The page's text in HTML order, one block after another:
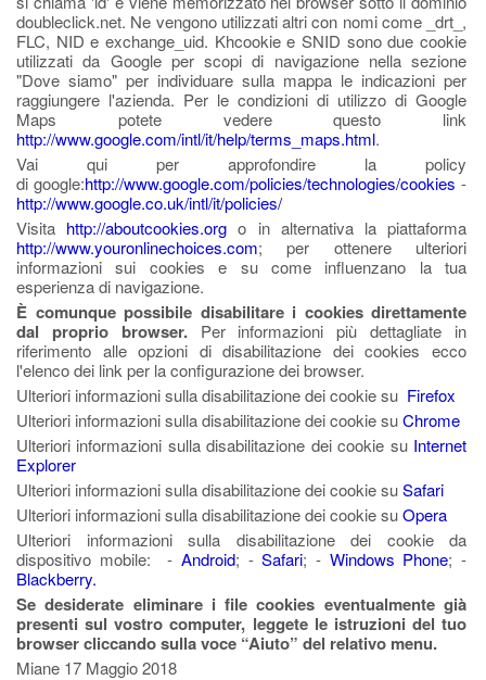
doubleclick.net. Ne vengono utilizzati altri con nomi come _drt_,
FLC, NID e exchange_uid. Khcookie e SNID sono due cookie
utilizzati da Google per scopi di navigazione nella sezione
"Dove siamo" per individuare sulla mappa le indicazioni per
raggiungere l'azienda. Per le condizioni di utilizzo di Google
Maps potete vedere questo link
http://www.google.com/intl/it/help/terms_maps.html.
Vai qui per approfondire la policy
di google:http://www.google.com/policies/technologies/cookies-
http://www.google.co.uk/intl/it/policies/
Visita http://aboutcookies.org o in alternativa la piattaforma
http://www.youronlinechoices.com; per ottenere ulteriori
informazioni sui cookies e su come influenzano la tua
esperienza di navigazione.
È comunque possibile disabilitare i cookies direttamente
dal proprio browser.Per informazioni più dettagliate in
riferimento alle opzioni di disabilitazione dei cookies ecco
l'elenco dei link per la configurazione dei browser.
Ulteriori informazioni sulla disabilitazione dei cookie su Firefox
Ulteriori informazioni sulla disabilitazione dei cookie suChrome
Ulteriori informazioni sulla disabilitazione dei cookie su Internet
Explorer
Ulteriori informazioni sulla disabilitazione dei cookie suSafari
Ulteriori informazioni sulla disabilitazione dei cookie suOpera
Ulteriori informazioni sulla disabilitazione dei cookie da
dispositivo mobile: - Android; -Safari; - Windows Phone; -
Blackberry.
Se desiderate eliminare i file cookies eventualmente già
presenti sul vostro computer, leggete le istruzioni del tuo
browser cliccando sulla voce “Aiuto” del relativo menu.
Miane 17 Maggio 2018